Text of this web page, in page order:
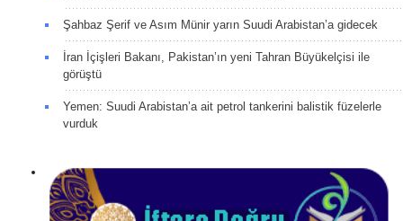
Şahbaz Şerif ve Asım Münir yarın Suudi Arabistan’a gidecek
İran İçişleri Bakanı, Pakistan’ın yeni Tahran Büyükelçisi ile
görüştü
Yemen: Suudi Arabistan’a ait petrol tankerini balistik füzelerle
vurduk